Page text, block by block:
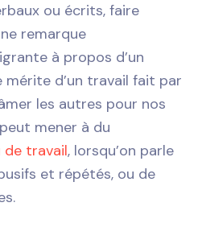
ou écrits, faire
remarque
à propos d’un
mérite d’un travail fait par
les autres pour nos
mener à du
de travail, lorsqu’on parle
et répétés, ou de